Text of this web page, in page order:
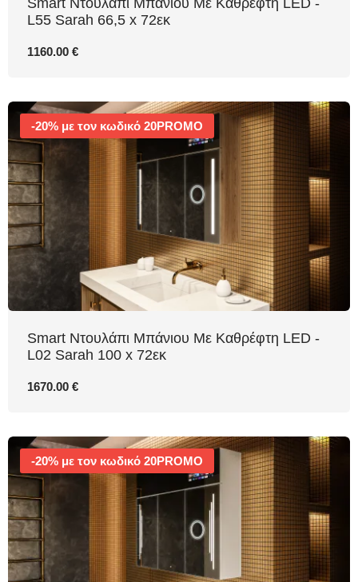
L55 Sarah 66,5 x 72εκ
1160.00 €
-20% με τον κωδικό 20PROMO
Smart Ντουλάπι Μπάνιου Με Καθρέφτη LED -
L02 Sarah 100 x 72εκ
1670.00 €
-20% με τον κωδικό 20PROMO